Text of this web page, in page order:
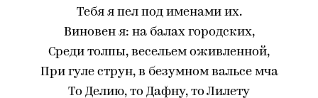
Тебя я пел под именами их.
Виновен я: на балах городских,
Среди толпы, весельем оживленной,
При гуле струн, в безумном вальсе мча
То Делию, то Дафну, то Лилету